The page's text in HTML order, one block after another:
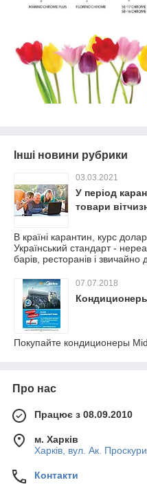
Інші новини рубрики
03.03.2021
У період
товари
В країні карантин, курс
Український стандарт -
барів, ресторанів і
07.07.2018
Покупайте кондиционеры
Про нас
Працює з 08.09.2010
м. Харків
Харків, вул. Ак.
Контакти